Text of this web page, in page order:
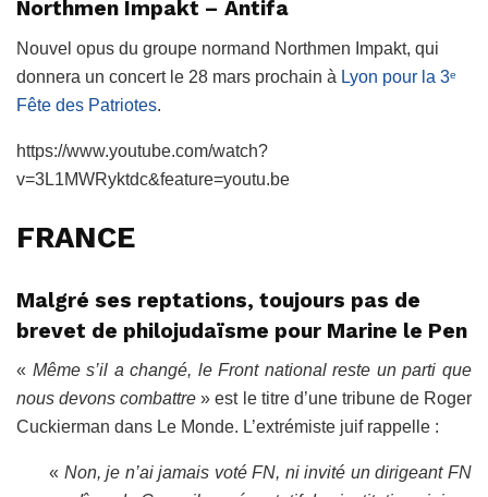
Northmen Impakt – Antifa
Nouvel opus du groupe normand Northmen Impakt, qui
donnera un concert le 28 mars prochain à Lyon pour la 3e
Fête des Patriotes.
https://www.youtube.com/watch?
v=3L1MWRyktdc&feature=youtu.be
FRANCE
Malgré ses reptations, toujours pas de
brevet de philojudaïsme pour Marine le Pen
« Même s’il a changé, le Front national reste un parti que
nous devons combattre» est le titre d’une tribune de Roger
Cuckierman dans Le Monde. L’extrémiste juif rappelle :
« Non, je n’ai jamais voté FN, ni invité un dirigeant FN